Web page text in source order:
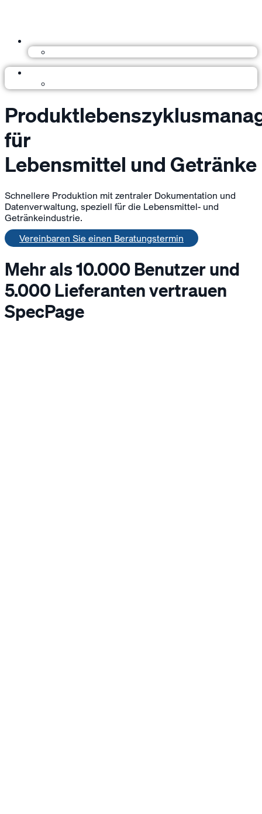
für
Lebensmittel und Getränke
Schnellere Produktion mit zentraler Dokumentation und
Datenverwaltung, speziell für die Lebensmittel- und
Getränkeindustrie.
Vereinbaren Sie einen Beratungstermin
Mehr als 10.000 Benutzer und
5.000 Lieferanten vertrauen
SpecPage